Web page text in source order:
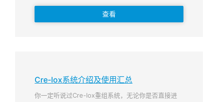
查看
Cre-lox系统介绍及使用汇总
你一定听说过Cre-lox重组系统，无论你是否直接进